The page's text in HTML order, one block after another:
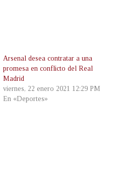
Arsenal desea contratar a una
promesa en conflicto del Real
Madrid
viernes, 22 enero 2021 12:29 PM
En «Deportes»